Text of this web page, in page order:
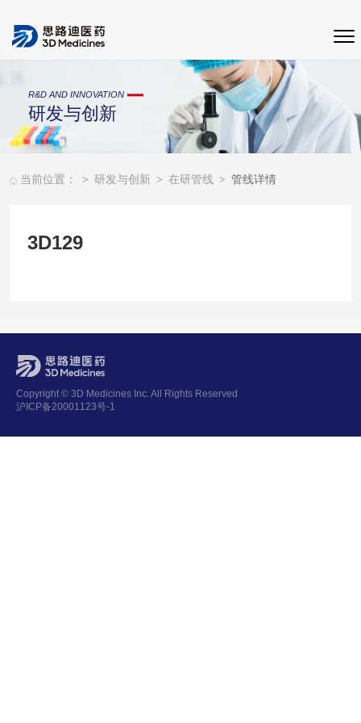
R&D AND INNOVATION
研发与创新
当前位置： > 研发与创新 > 在研管线 > 管线详情
3D129
Copyright © 3D Medicines Inc. All Rights Reserved
沪ICP备20001123号-1